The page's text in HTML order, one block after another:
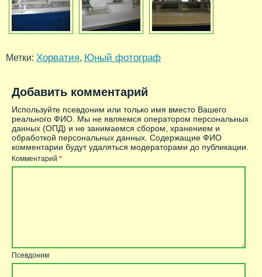
Метки: Хорватия, Юный фотограф
Добавить комментарий
Используйте псевдоним или только имя вместо Вашего
реального ФИО. Мы не являемся оператором персональных
данных (ОПД) и не занимаемся сбором, хранением и
обработкой персональных данных. Содержащие ФИО
комментарии будут удаляться модераторами до публикации.
Комментарий *
Псевдоним